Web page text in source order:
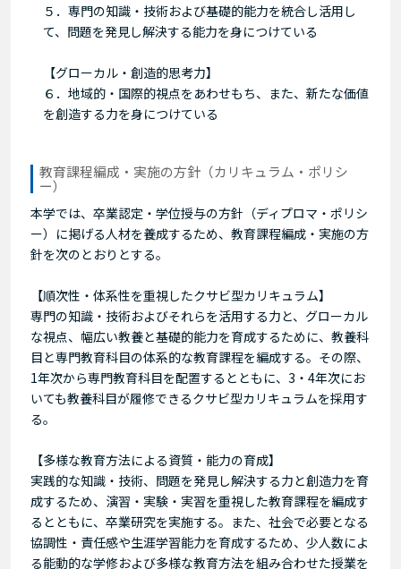
５．専門の知識・技術および基礎的能力を統合し活用し
て、問題を発見し解決する能力を身につけている
【グローカル・創造的思考力】
６．地域的・国際的視点をあわせもち、また、新たな価値
を創造する力を身につけている
教育課程編成・実施の方針（カリキュラム・ポリシ
ー）
本学では、卒業認定・学位授与の方針（ディプロマ・ポリシ
ー）に掲げる人材を養成するため、教育課程編成・実施の方
針を次のとおりとする。
【順次性・体系性を重視したクサビ型カリキュラム】
専門の知識・技術およびそれらを活用する力と、グローカル
な視点、幅広い教養と基礎的能力を育成するために、教養科
目と専門教育科目の体系的な教育課程を編成する。その際、
1年次から専門教育科目を配置するとともに、3・4年次にお
いても教養科目が履修できるクサビ型カリキュラムを採用す
る。
【多様な教育方法による資質・能力の育成】
実践的な知識・技術、問題を発見し解決する力と創造力を育
成するため、演習・実験・実習を重視した教育課程を編成す
るとともに、卒業研究を実施する。また、社会で必要となる
協調性・責任感や生涯学習能力を育成するため、少人数によ
る能動的な学修および多様な教育方法を組み合わせた授業を